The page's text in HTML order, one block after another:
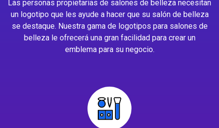
Las personas propietarias de salones de belleza necesitan
un logotipo que les ayude a hacer que su salón de belleza
se destaque. Nuestra gama de logotipos para salones de
belleza le ofrecerá una gran facilidad para crear un
emblema para su negocio.